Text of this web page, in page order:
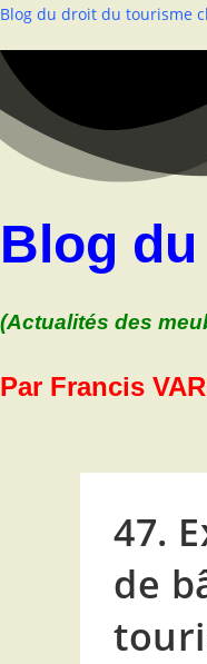
Skip
content
Blog du droit du tourisme
Blog
(Actualités des
Par Francis
47.
de